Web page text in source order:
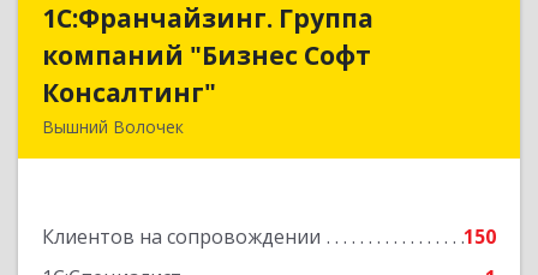
1С:Франчайзинг. Группа
компаний "Бизнес Софт
Консалтинг"
Вышний Волочек
Клиентов на сопровождении
150
1С:Франчайзинг. Группа
компаний "Бизнес Софт
Подробнее